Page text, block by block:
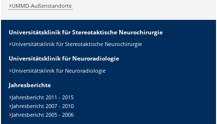
Sicherheitsabfrage:
UMMD-Außenstandorte
Universitätsklinik für Stereotaktische Neurochirurgie
Universitätsklinik für Stereotaktische Neurochirurgie
Universitätsklinik für Neuroradiologie
Universitätsklinik für Neuroradiologie
Jahresberichte
Jahresbericht 2011 - 2015
Jahresbericht 2007 - 2010
Jahresbericht 2005 - 2006